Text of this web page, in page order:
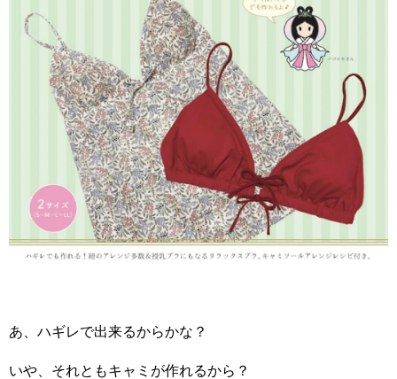
あ、ハギレで出来るからかな？
いや、それともキャミが作れるから？